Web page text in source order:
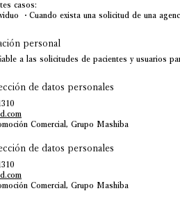
casos:
・Cuando exista una solicitud de una
personal
a las solicitudes de pacientes y usuarios
de datos personales
Comercial, Grupo Mashiba
de datos personales
Comercial, Grupo Mashiba